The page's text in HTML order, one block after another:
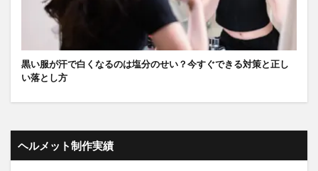
黒い服が汗で白くなるのは塩分のせい？今すぐできる対策と正し
い落とし方
ヘルメット制作実績